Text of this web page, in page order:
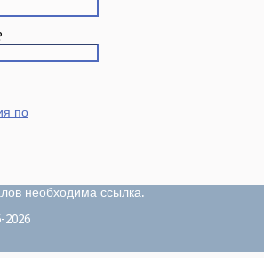
по
необходима ссылка.
2026